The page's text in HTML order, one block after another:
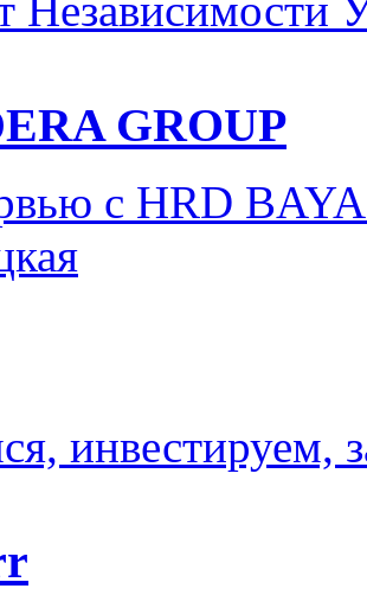
Независимости
GROUP
с HRD
инвестируем,